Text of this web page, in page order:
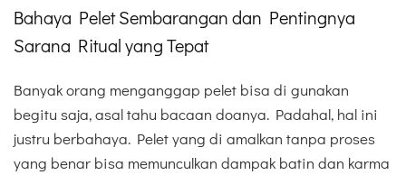
Bahaya Pelet Sembarangan dan Pentingnya
Sarana Ritual yang Tepat
Banyak orang menganggap pelet bisa di gunakan
begitu saja, asal tahu bacaan doanya. Padahal, hal ini
justru berbahaya. Pelet yang di amalkan tanpa proses
yang benar bisa memunculkan dampak batin dan karma